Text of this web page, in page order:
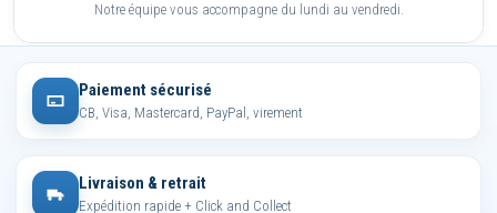
Notre équipe vous accompagne du lundi au vendredi.
Paiement sécurisé
CB, Visa, Mastercard, PayPal, virement
Livraison & retrait
Expédition rapide + Click and Collect